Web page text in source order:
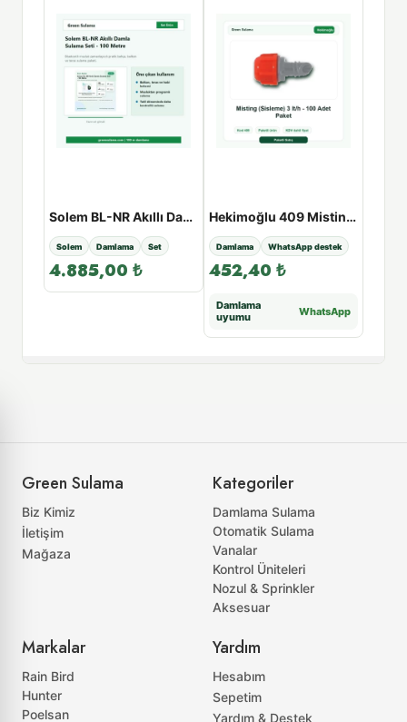
Solem BL-NR Akıllı Damla Sulama Seti - 100 Metre
Solem Damlama Set
4.885,00 ₺
Hekimoğlu 409 Misting (Sisleme) 3 lt/h - 100 Adet Paket
Damlama WhatsApp destek
452,40 ₺
Damlama
uyumu
WhatsApp
Green Sulama
Biz Kimiz
İletişim
Mağaza
Kategoriler
Damlama Sulama
Otomatik Sulama
Vanalar
Kontrol Üniteleri
Nozul & Sprinkler
Aksesuar
Markalar
Rain Bird
Hunter
Poelsan
Yardım
Hesabım
Sepetim
Yardım & Destek